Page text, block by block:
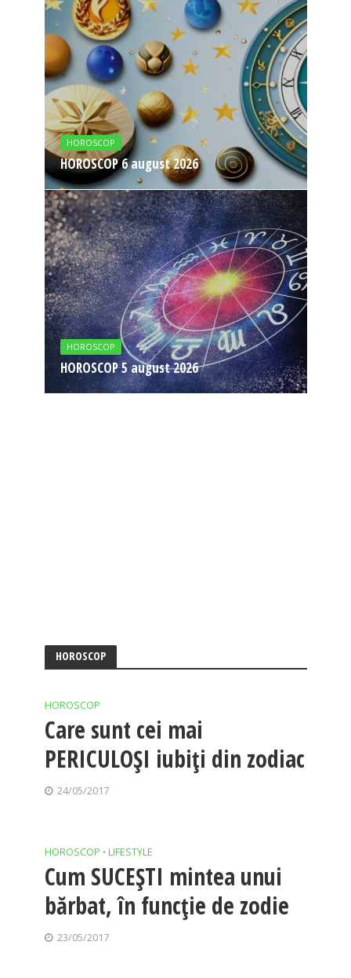
HOROSCOP
HOROSCOP 6 august 2026
HOROSCOP
HOROSCOP 5 august 2026
HOROSCOP
HOROSCOP
Care sunt cei mai
PERICULOȘI iubiți din zodiac
24/05/2017
HOROSCOP • LIFESTYLE
Cum SUCEȘTI mintea unui
bărbat, în funcţie de zodie
23/05/2017